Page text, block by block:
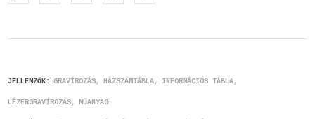
JELLEMZŐK: GRAVÍROZÁS HÁZSZÁMTÁBLA INFORMÁCIÓS TÁBLA
LÉZERGRAVÍROZÁS MŰANYAG